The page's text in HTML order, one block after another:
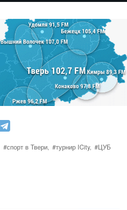
#спорт в Твери, #турнир ICity, #ЦУБ